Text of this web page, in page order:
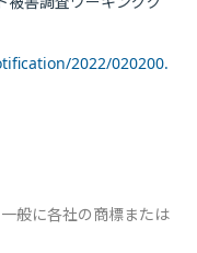
2022/020200.
般に各社の商標または